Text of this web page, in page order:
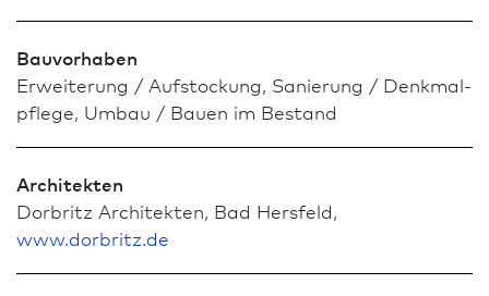
Bauvorhaben
Erweiterung / Aufstockung, Sanierung / Denkmal­
pflege, Umbau / Bauen im Bestand
Architekten
Dorbritz Architekten, Bad Hersfeld,
www.dorbritz.de